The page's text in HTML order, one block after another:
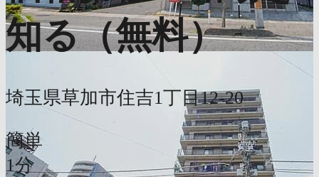
知る（無料）
埼玉県草加市住吉1丁目12-20
簡単
1分